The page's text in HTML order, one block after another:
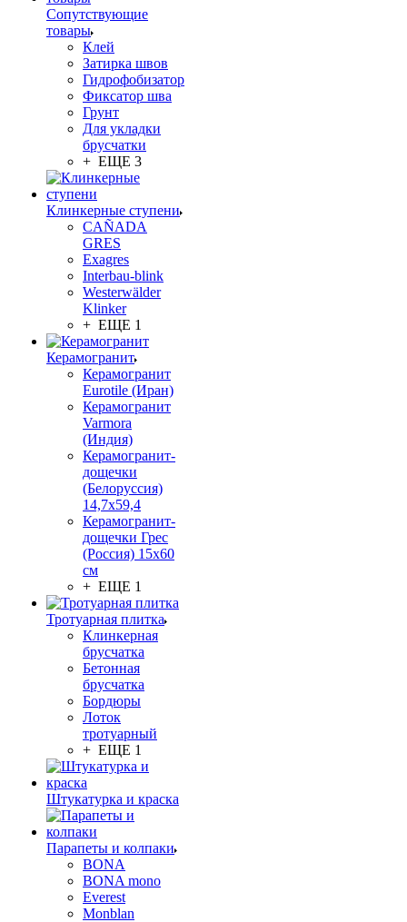
Сопутствующие
товары
Клей
Затирка швов
Гидрофобизатор
Фиксатор шва
Грунт
Для укладки
брусчатки
+ ЕЩЕ 3
Клинкерные ступени
CAÑADA
GRES
Exagres
Interbau-blink
Westerwälder
Klinker
+ ЕЩЕ 1
Керамогранит
Керамогранит
Eurotile (Иран)
Керамогранит
Varmora
(Индия)
Керамогранит-
дощечки
(Белоруссия)
14,7x59,4
Керамогранит-
дощечки Грес
(Россия) 15х60
см
+ ЕЩЕ 1
Тротуарная плитка
Клинкерная
брусчатка
Бетонная
брусчатка
Бордюры
Лоток
тротуарный
+ ЕЩЕ 1
Штукатурка и краска
Парапеты и колпаки
BONA
BONA mono
Everest
Monblan